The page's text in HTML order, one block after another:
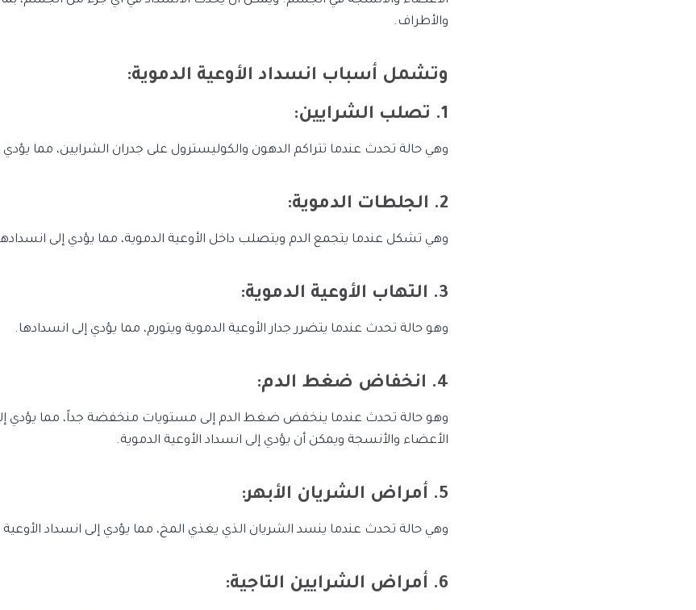
والأطراف.
وتشمل أسباب انسداد الأوعية الدموية:
1. تصلب الشرايين:
وهي حالة تحدث عندما تتراكم الدهون والكوليسترول على جدران الشرايين، مما
2. الجلطات الدموية:
وهي تشكل عندما يتجمع الدم ويتصلب داخل الأوعية الدموية، مما يؤدي إلى
3. التهاب الأوعية الدموية:
وهو حالة تحدث عندما يتضرر جدار الأوعية الدموية ويتورم، مما يؤدي إلى انسدادها.
4. انخفاض ضغط الدم:
وهو حالة تحدث عندما ينخفض ضغط الدم إلى مستويات منخفضة جداً، مما يؤدي إلى
الأعضاء والأنسجة ويمكن أن يؤدي إلى انسداد الأوعية الدموية.
5. أمراض الشريان الأبهر:
وهي حالة تحدث عندما ينسد الشريان الذي يغذي المخ، مما يؤدي إلى انسداد الأوعية
6. أمراض الشرايين التاجية: